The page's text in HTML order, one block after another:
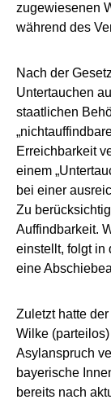
zugewiesenen
während des
Nach der
Untertauchen
staatlichen
Erreichbarkeit
einem
bei einer
Zu
Auffindbarkeit.
einstellt, folgt in
eine
Zuletzt hatte
Wilke
Asylanspruch
bayerische
bereits nach